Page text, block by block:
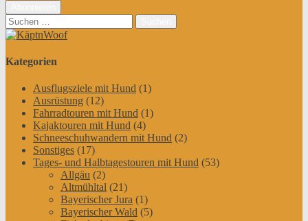
Suchen
nach:
Kategorien
Ausflugsziele mit Hund (1)
Ausrüstung (12)
Fahrradtouren mit Hund (1)
Kajaktouren mit Hund (4)
Schneeschuhwandern mit Hund (2)
Sonstiges (17)
Tages- und Halbtagestouren mit Hund (53)
Allgäu (2)
Altmühltal (21)
Bayerischer Jura (1)
Bayerischer Wald (5)